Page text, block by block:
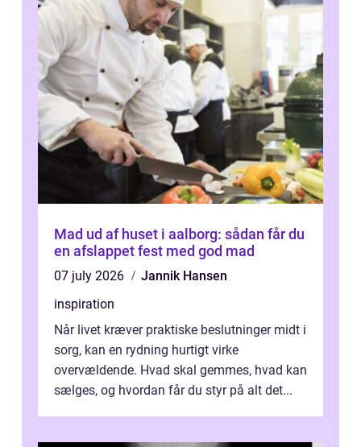
Mad ud af huset i aalborg: sådan får du
en afslappet fest med god mad
07 july 2026
Jannik Hansen
inspiration
Når livet kræver praktiske beslutninger midt i
sorg, kan en rydning hurtigt virke
overvældende. Hvad skal gemmes, hvad kan
sælges, og hvordan får du styr på alt det...